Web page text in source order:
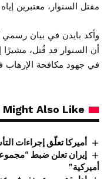
مقتل السنوار، معتبرين
وأكد بايدن في بيان رسمي
أن السنوار قد قُتل،
في جهود مكافحة الإرهاب
Might Also Like
أميركا تعلّق إجراءات التأشيرات لـ75 دولة
إيران تعلن ضبط
أميركية”